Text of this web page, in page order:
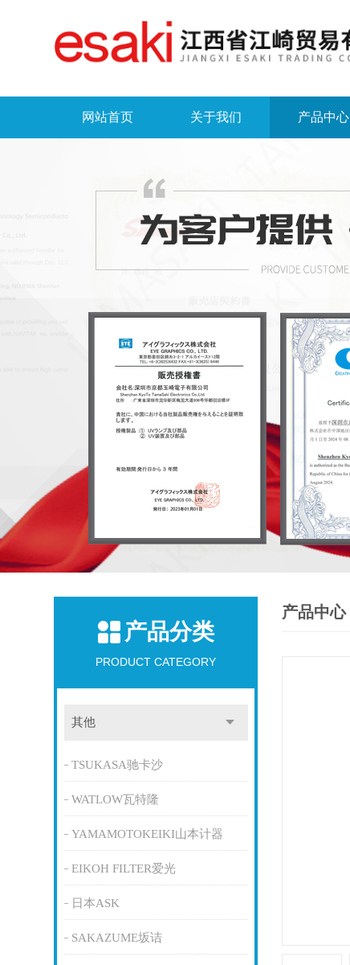
网站首页 关于我们 产品中心
产品分类
PRODUCT CATEGORY
其他
TSUKASA驰卡沙
WATLOW瓦特隆
YAMAMOTOKEIKI山本计器
EIKOH FILTER爱光
日本ASK
SAKAZUME坂诘
产品中心